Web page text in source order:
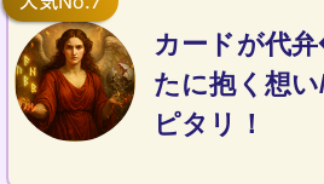
カードが代
たに抱く想
ピタリ！